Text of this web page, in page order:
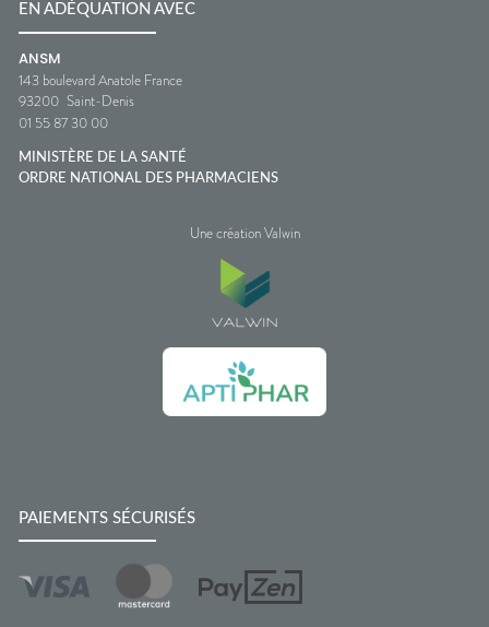
EN ADÉQUATION AVEC
ANSM
143 boulevard Anatole France
93200 Saint-Denis
01 55 87 30 00
MINISTÈRE DE LA SANTÉ
ORDRE NATIONAL DES PHARMACIENS
Une création Valwin
PAIEMENTS SÉCURISÉS